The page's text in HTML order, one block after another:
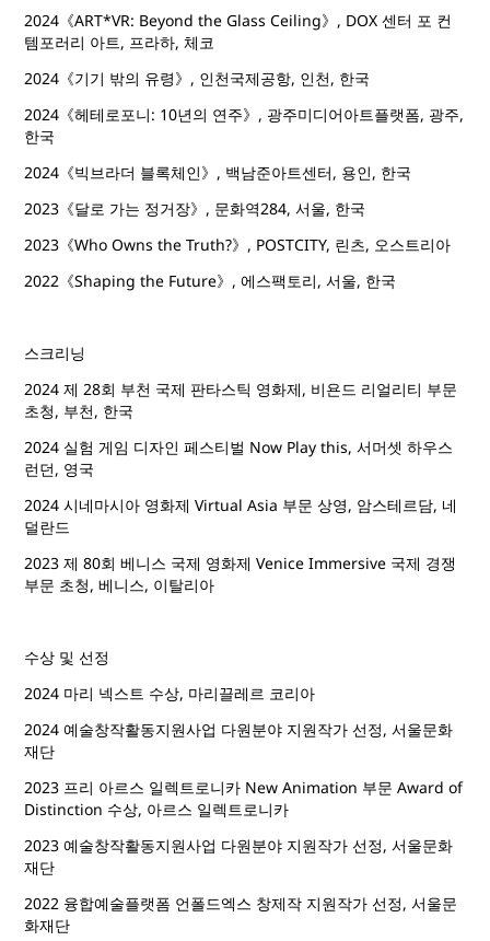
2024《ART*VR: Beyond the Glass Ceiling》, DOX 센터 포 컨
템포러리 아트, 프라하, 체코
2024《기기 밖의 유령》, 인천국제공항, 인천, 한국
2024《헤테로포니: 10년의 연주》, 광주미디어아트플랫폼, 광주,
한국
2024《빅브라더 블록체인》, 백남준아트센터, 용인, 한국
2023《달로 가는 정거장》, 문화역284, 서울, 한국
2023《Who Owns the Truth?》, POSTCITY, 린츠, 오스트리아
2022《Shaping the Future》, 에스팩토리, 서울, 한국
스크리닝
2024 제 28회 부천 국제 판타스틱 영화제, 비욘드 리얼리티 부문
초청, 부천, 한국
2024 실험 게임 디자인 페스티벌 Now Play this, 서머셋 하우스
런던, 영국
2024 시네마시아 영화제 Virtual Asia 부문 상영, 암스테르담, 네
덜란드
2023 제 80회 베니스 국제 영화제 Venice Immersive 국제 경쟁
부문 초청, 베니스, 이탈리아
수상 및 선정
2024 마리 넥스트 수상, 마리끌레르 코리아
2024 예술창작활동지원사업 다원분야 지원작가 선정, 서울문화
재단
2023 프리 아르스 일렉트로니카 New Animation 부문 Award of
Distinction 수상, 아르스 일렉트로니카
2023 예술창작활동지원사업 다원분야 지원작가 선정, 서울문화
재단
2022 융합예술플랫폼 언폴드엑스 창제작 지원작가 선정, 서울문
화재단